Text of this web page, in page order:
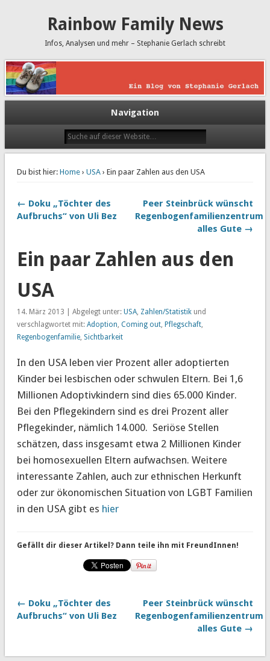
Rainbow Family News
Infos, Analysen und mehr – Stephanie Gerlach schreibt
Navigation
Du bist hier: Home› USA› Ein paar Zahlen aus den USA
← Doku „Töchter des
Aufbruchs“ von Uli Bez
Peer Steinbrück wünscht
Regenbogenfamilienzentrum
alles Gute →
Ein paar Zahlen aus den
USA
14. März 2013 | Abgelegt unter: USA, Zahlen/Statistikund
verschlagwortet mit: Adoption Coming out, Pflegschaft,
Regenbogenfamilie, Sichtbarkeit
In den USA leben vier Prozent aller adoptierten
Kinder bei lesbischen oder schwulen Eltern. Bei 1,6
Millionen Adoptivkindern sind dies 65.000 Kinder.
Bei den Pflegekindern sind es drei Prozent aller
Pflegekinder, nämlich 14.000. Seriöse Stellen
schätzen, dass insgesamt etwa 2 Millionen Kinder
bei homosexuellen Eltern aufwachsen. Weitere
interessante Zahlen, auch zur ethnischen Herkunft
oder zur ökonomischen Situation von LGBT Familien
in den USA gibt es hier
Gefällt dir dieser Artikel? Dann teile ihn mit FreundInnen!
← Doku „Töchter des
Aufbruchs“ von Uli Bez
Peer Steinbrück wünscht
Regenbogenfamilienzentrum
alles Gute →